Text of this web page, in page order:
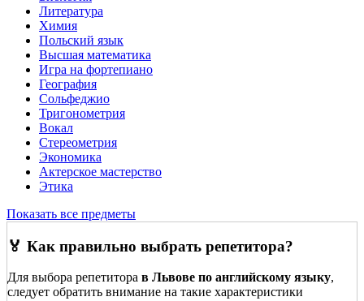
Литература
Химия
Польский язык
Высшая математика
Игра на фортепиано
География
Сольфеджио
Тригонометрия
Вокал
Стереометрия
Экономика
Актерское мастерство
Этика
Показать все предметы
🏅 Как правильно выбрать репетитора?
Для выбора репетитора в Львове по английскому языку,
следует обратить внимание на такие характеристики